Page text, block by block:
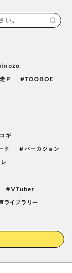
P TOOBOE
ギ
ド パーカション
VTuber
ライブラリー